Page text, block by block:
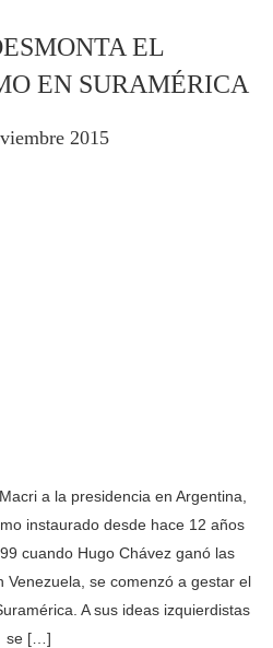
EL
EN SURAMÉRICA
2015
a la presidencia en Argentina,
instaurado desde hace 12 años
cuando Hugo Chávez ganó las
Venezuela, se comenzó a gestar el
A sus ideas izquierdistas
se […]